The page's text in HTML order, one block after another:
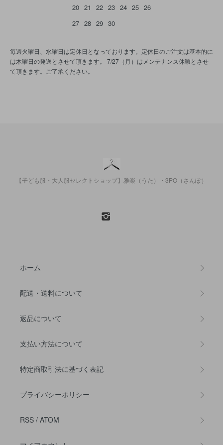
20 21 22 23 24 25 26
27 28 29 30
毎週火曜日、水曜日は定休日となっております。定休日のご注文は基本的に
は木曜日の発送とさせて頂きます。 7/27（月）はメンテナンス休暇とさせ
て頂きます。ご了承ください。
【子ども服・大人服セレクトショップ】雅楽（うた）・3PO（さんぽ）
ホーム
配送・送料について
返品について
支払い方法について
特定商取引法に基づく表記
プライバシーポリシー
RSS / ATOM